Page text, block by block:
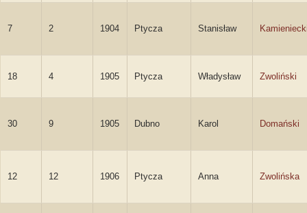
7 2 1904 Ptycza Stanisław
18 4 1905 Ptycza Władysław Zwoliński
30 9 1905 Dubno Karol Domański
12 12 1906 Ptycza Anna Zwolińska